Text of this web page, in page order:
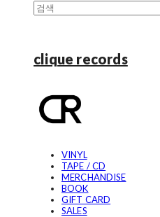
clique records
VINYL
TAPE / CD
MERCHANDISE
BOOK
GIFT CARD
SALES